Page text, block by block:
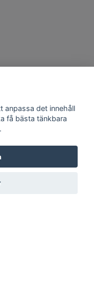
anpassa det innehåll
få bästa tänkbara